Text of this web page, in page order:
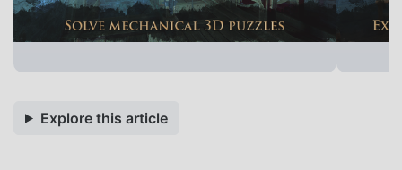
Explore this article